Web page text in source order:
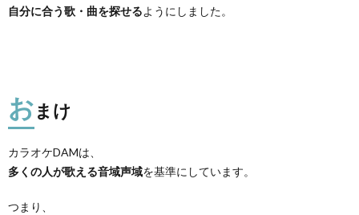
自分に合う歌・曲を探せるようにしました。
おまけ
カラオケDAMは、
多くの人が歌える音域声域を基準にしています。
つまり、